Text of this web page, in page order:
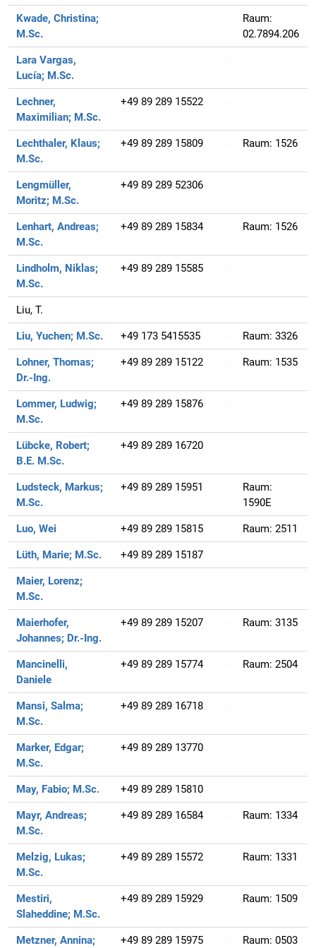
Kwade, Christina;
M.Sc.
Raum:
02.7894.206
Lara Vargas,
Lucía; M.Sc.
Lechner,
Maximilian; M.Sc.
+49 89 289 15522
Lechthaler, Klaus;
M.Sc.
+49 89 289 15809 Raum: 1526
Lengmüller,
Moritz; M.Sc.
+49 89 289 52306
Lenhart, Andreas;
M.Sc.
+49 89 289 15834 Raum: 1526
Lindholm, Niklas;
M.Sc.
+49 89 289 15585
Liu, T.
Liu, Yuchen; M.Sc. +49 173 5415535 Raum: 3326
Lohner, Thomas;
Dr.-Ing.
+49 89 289 15122 Raum: 1535
Lommer, Ludwig;
M.Sc.
+49 89 289 15876
Lübcke, Robert;
B.E. M.Sc.
+49 89 289 16720
Ludsteck, Markus;
M.Sc.
+49 89 289 15951
Raum:
1590E
Luo, Wei +49 89 289 15815 Raum: 2511
Lüth, Marie; M.Sc. +49 89 289 15187
Maier, Lorenz;
M.Sc.
Maierhofer,
Johannes; Dr.-Ing.
+49 89 289 15207 Raum: 3135
Mancinelli,
Daniele
+49 89 289 15774 Raum: 2504
Mansi, Salma;
M.Sc.
+49 89 289 16718
Marker, Edgar;
M.Sc.
+49 89 289 13770
May, Fabio; M.Sc. +49 89 289 15810
Mayr, Andreas;
M.Sc.
+49 89 289 16584 Raum: 1334
Melzig, Lukas;
M.Sc.
+49 89 289 15572 Raum: 1331
Mestiri,
Slaheddine; M.Sc.
+49 89 289 15929 Raum: 1509
Metzner, Annina;
+49 89 289 15975 Raum: 0503